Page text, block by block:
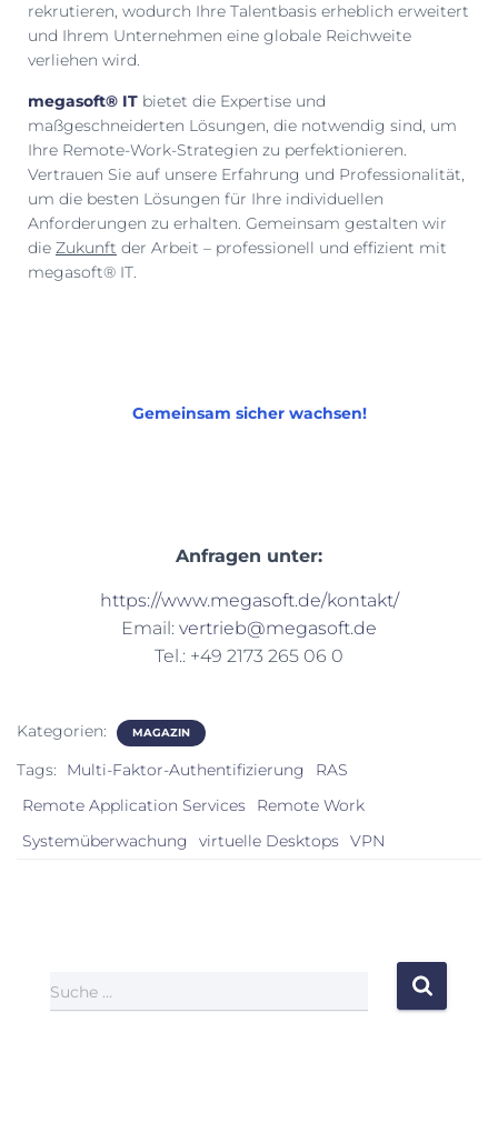
rekrutieren, wodurch Ihre Talentbasis erheblich erweitert
und Ihrem Unternehmen eine globale Reichweite
verliehen wird.
megasoft® IT bietet die Expertise und
maßgeschneiderten Lösungen, die notwendig sind, um
Ihre Remote-Work-Strategien zu perfektionieren.
Vertrauen Sie auf unsere Erfahrung und Professionalität,
um die besten Lösungen für Ihre individuellen
Anforderungen zu erhalten. Gemeinsam gestalten wir
die Zukunft der Arbeit – professionell und effizient mit
megasoft® IT.
Gemeinsam sicher wachsen!
Anfragen unter:
https://www.megasoft.de/kontakt/
Email: vertrieb@megasoft.de
Tel.: +49 2173 265 06 0
Kategorien: MAGAZIN
Tags: Multi-Faktor-Authentifizierung
RAS
Remote Application Services
Remote Work
Systemüberwachung
virtuelle Desktops VPN
Suche …